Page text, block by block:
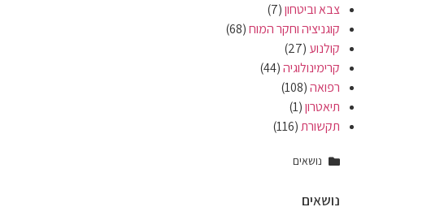
צבא וביטחון(7)
קוגניציה וחקר המוח(68)
קולנוע (27)
קרימינולוגיה(44)
רפואה(108)
תיאטרון(1)
תקשורת(116)
נושאים
נושאים